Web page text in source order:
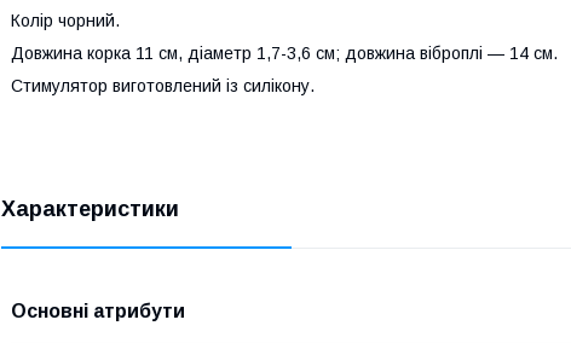
Колір чорний.
Довжина корка 11 см, діаметр 1,7-3,6 см; довжина віброплі — 14 см.
Стимулятор виготовлений із силікону.
Характеристики
Основні атрибути